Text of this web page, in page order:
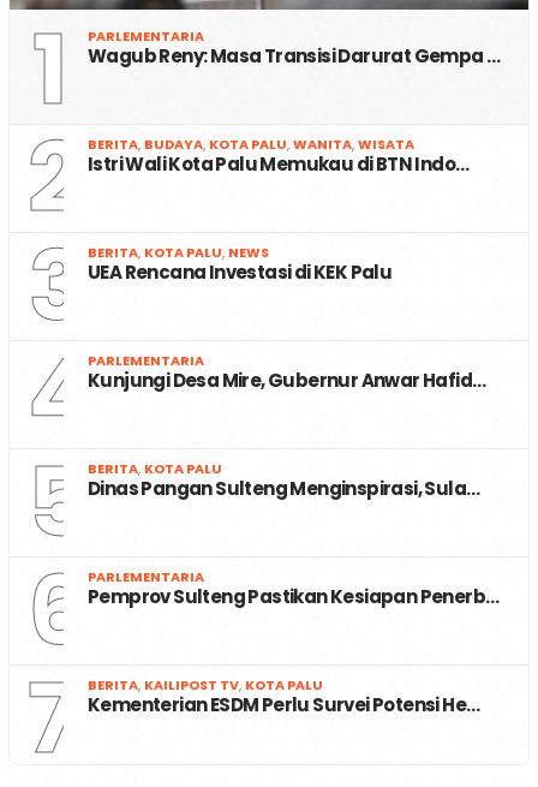
1 PARLEMENTARIA
Wagub Reny: Masa Transisi Darurat Gempa …
2 BERITA, BUDAYA, KOTA PALU,WANITA,WISATA
Istri Wali Kota Palu Memukau di BTN Indo…
3 BERITA, KOTA PALU, NEWS
UEA Rencana Investasi di KEK Palu
4 PARLEMENTARIA
Kunjungi Desa Mire, Gubernur Anwar Hafid…
5 BERITA, KOTA PALU
Dinas Pangan Sulteng Menginspirasi, Sula…
6 PARLEMENTARIA
Pemprov Sulteng Pastikan Kesiapan Penerb…
7 BERITA, KAILIPOST TV, KOTA PALU
Kementerian ESDM Perlu Survei Potensi He…